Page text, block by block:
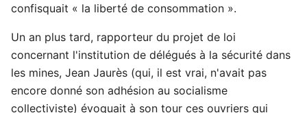
confisquait « la liberté de consommation ».
Un an plus tard, rapporteur du projet de loi
concernant l'institution de délégués à la sécurité dans
les mines, Jean Jaurès (qui, il est vrai, n'avait pas
encore donné son adhésion au socialisme
collectiviste) évoquait à son tour ces ouvriers qui